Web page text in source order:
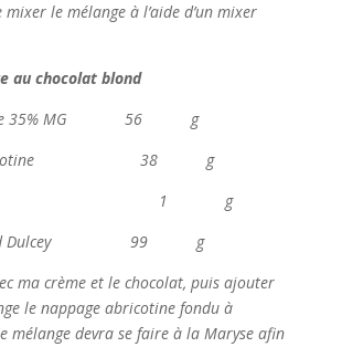
le mélange à l’aide d’un mixer
au chocolat blond
35% MG 56 g
abricotine 38 g
1 g
Dulcey 99 g
ma crème et le chocolat, puis ajouter
le nappage abricotine fondu à
mélange devra se faire à la Maryse afin